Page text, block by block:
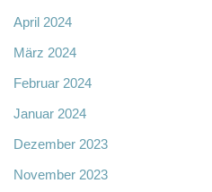
April 2024
März 2024
Februar 2024
Januar 2024
Dezember 2023
November 2023